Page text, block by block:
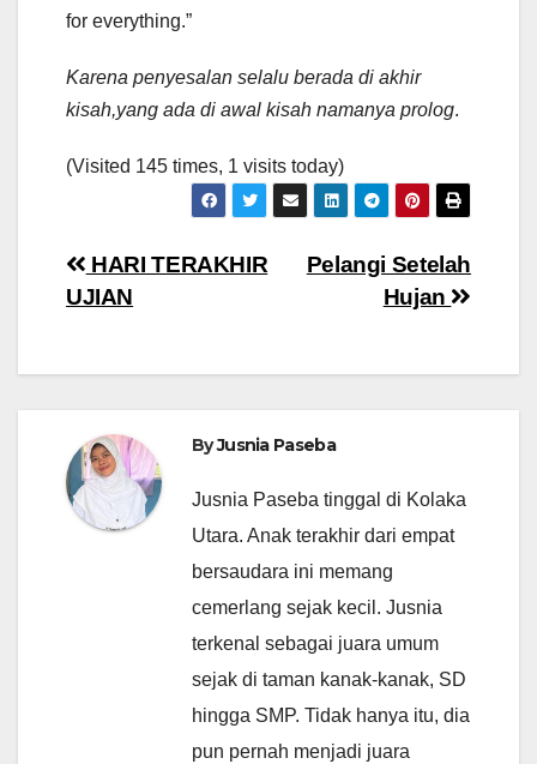
for everything.”
Karena penyesalan selalu berada di akhir
kisah,yang ada di awal kisah namanya prolog.
(Visited 145 times, 1 visits today)
Navigasi
pos
Pelangi Setelah
Hujan
HARI TERAKHIR
UJIAN
ByJusnia Paseba
Jusnia Paseba tinggal di Kolaka
Utara. Anak terakhir dari empat
bersaudara ini memang
cemerlang sejak kecil. Jusnia
terkenal sebagai juara umum
sejak di taman kanak-kanak, SD
hingga SMP. Tidak hanya itu, dia
pun pernah menjadi juara